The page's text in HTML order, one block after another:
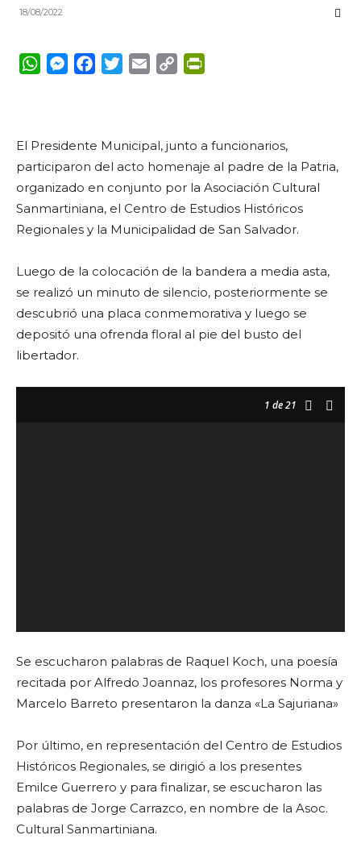
18/08/2022
WhatsApp
Messenger
FacebookTwitterEmail Copy
El Presidente Municipal, junto a funcionarios,
participaron del acto homenaje al padre de la Patria,
organizado en conjunto por la Asociación Cultural
Sanmartiniana, el Centro de Estudios Históricos
Regionales y la Municipalidad de San Salvador.
Luego de la colocación de la bandera a media asta,
se realizó un minuto de silencio, posteriormente se
descubrió una placa conmemorativa y luego se
depositó una ofrenda floral al pie del busto del
libertador.
1 de 21
Se escucharon palabras de Raquel Koch, una poesía
recitada por Alfredo Joannaz, los profesores Norma y
Marcelo Barreto presentaron la danza «La Sajuriana»
Por último, en representación del Centro de Estudios
Históricos Regionales, se dirigió a los presentes
Emilce Guerrero y para finalizar, se escucharon las
palabras de Jorge Carrazco, en nombre de la Asoc.
Cultural Sanmartiniana.